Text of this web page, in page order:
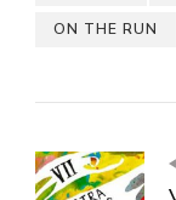
ON THE RUN